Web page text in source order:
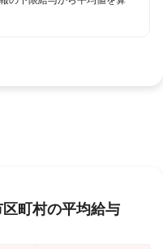
町村の平均給与